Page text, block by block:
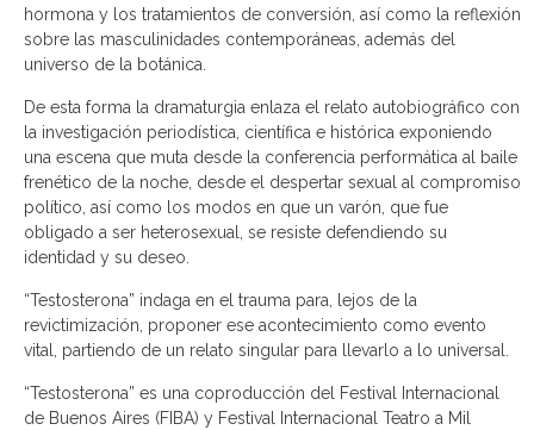
hormona y los tratamientos de conversión, así como la reflexión
sobre las masculinidades contemporáneas, además del
universo de la botánica.
De esta forma la dramaturgia enlaza el relato autobiográfico con
la investigación periodística, científica e histórica exponiendo
una escena que muta desde la conferencia performática al baile
frenético de la noche, desde el despertar sexual al compromiso
político, así como los modos en que un varón, que fue
obligado a ser heterosexual, se resiste defendiendo su
identidad y su deseo.
“Testosterona” indaga en el trauma para, lejos de la
revictimización, proponer ese acontecimiento como evento
vital, partiendo de un relato singular para llevarlo a lo universal.
“Testosterona” es una coproducción del Festival Internacional
de Buenos Aires (FIBA) y Festival Internacional Teatro a Mil